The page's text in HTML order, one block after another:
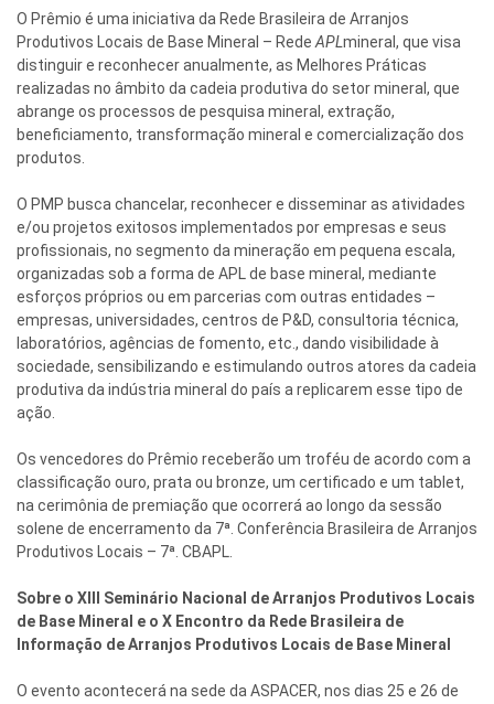
O Prêmio é uma iniciativa da Rede Brasileira de Arranjos
Produtivos Locais de Base Mineral – RedeAPLmineral, que visa
distinguir e reconhecer anualmente, as Melhores Práticas
realizadas no âmbito da cadeia produtiva do setor mineral, que
abrange os processos de pesquisa mineral, extração,
beneficiamento, transformação mineral e comercialização dos
produtos.
O PMP busca chancelar, reconhecer e disseminar as atividades
e/ou projetos exitosos implementados por empresas e seus
profissionais, no segmento da mineração em pequena escala,
organizadas sob a forma de APL de base mineral, mediante
esforços próprios ou em parcerias com outras entidades –
empresas, universidades, centros de P&D, consultoria técnica,
laboratórios, agências de fomento, etc., dando visibilidade à
sociedade, sensibilizando e estimulando outros atores da cadeia
produtiva da indústria mineral do país a replicarem esse tipo de
ação.
Os vencedores do Prêmio receberão um troféu de acordo com a
classificação ouro, prata ou bronze, um certificado e um tablet,
na cerimônia de premiação que ocorrerá ao longo da sessão
solene de encerramento da 7ª. Conferência Brasileira de Arranjos
Produtivos Locais – 7ª. CBAPL.
Sobre o XIII Seminário Nacional de Arranjos Produtivos Locais
de Base Mineral e o X Encontro da Rede Brasileira de
Informação de Arranjos Produtivos Locais de Base Mineral
O evento acontecerá na sede da ASPACER, nos dias 25 e 26 de